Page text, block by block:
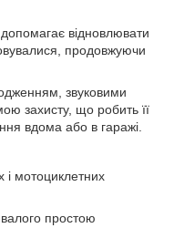
відновлювати
продовжуючи
звуковими
захисту, що робить її
вдома або в гаражі.
і мотоциклетних
простою